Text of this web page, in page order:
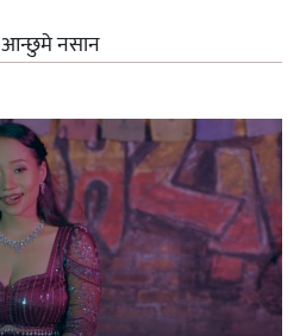
आन्छुमे नसान